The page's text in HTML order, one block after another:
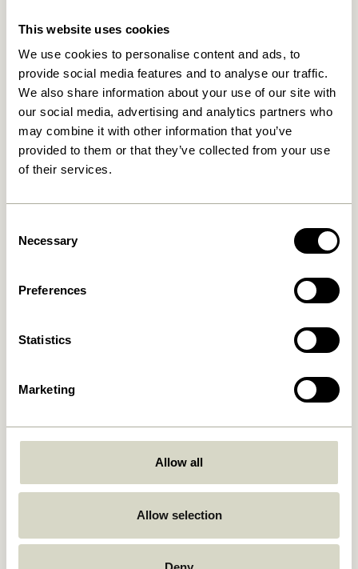
This website uses cookies
We use cookies to personalise content and ads, to
provide social media features and to analyse our traffic.
We also share information about your use of our site with
our social media, advertising and analytics partners who
may combine it with other information that you’ve
provided to them or that they’ve collected from your use
of their services.
Selection
Necessary
Preferences
Statistics
Marketing
Allow all
Allow selection
Relaterede varer
Tilføj til kurv
Entre Knage Small Natur
Spot Knager Flerfarvet (sæt
af 3)
Tilføj til kurv
Loop Håndklædeholder
Lysegrå
309,00
Tilføj til kurv